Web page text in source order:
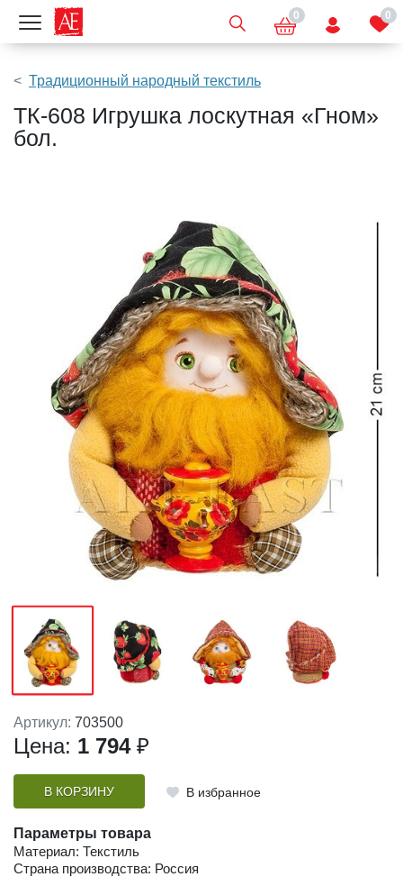
Показать меню 0 0
Традиционный народный текстиль
ТК-608 Игрушка лоскутная «Гном»
бол.
Артикул: 703500
Цена: 1 794 ₽
В КОРЗИНУ В избранное
Параметры товара
Материал: Текстиль
Страна производства: Россия